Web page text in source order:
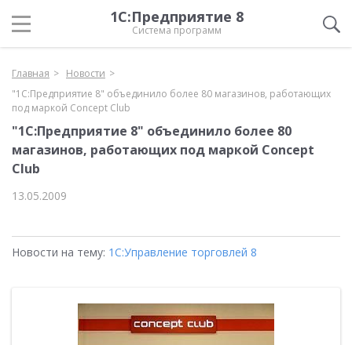
1С:Предприятие 8
Система программ
Главная
Новости
"1С:Предприятие 8" объединило более 80 магазинов, работающих
под маркой Conсept Club
"1С:Предприятие 8" объединило более 80
магазинов, работающих под маркой Conсept
Club
13.05.2009
Новости на тему: 1С:Управление торговлей 8